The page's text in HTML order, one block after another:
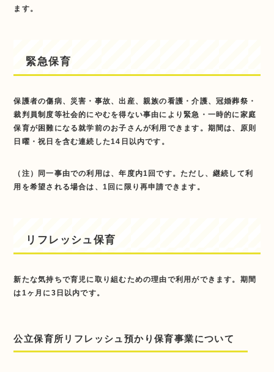
ます。
緊急保育
保護者の傷病、災害・事故、出産、親族の看護・介護、冠婚葬祭・
裁判員制度等社会的にやむを得ない事由により緊急・一時的に家庭
保育が困難になる就学前のお子さんが利用できます。期間は、原則
日曜・祝日を含む連続した14日以内です。
（注）同一事由での利用は、年度内1回です。ただし、継続して利
用を希望される場合は、1回に限り再申請できます。
リフレッシュ保育
新たな気持ちで育児に取り組むための理由で利用ができます。期間
は1ヶ月に3日以内です。
公立保育所リフレッシュ預かり保育事業について